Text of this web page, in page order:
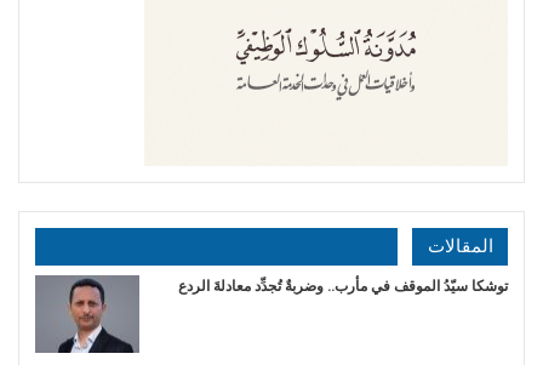
المقالات
توشكا سيّدُ الموقف في مأرب.. وضربةٌ تُجدِّد معادلةَ الردع